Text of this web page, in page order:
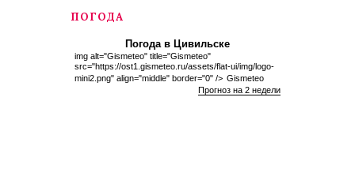
ПОГОДА
Погода в Цивильске
img alt="Gismeteo" title="Gismeteo"
src="https://ost1.gismeteo.ru/assets/flat-ui/img/logo-
mini2.png" align="middle" border="0" /> Gismeteo
Прогноз на 2 недели